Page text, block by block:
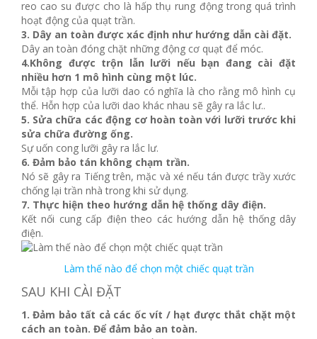
reo cao su được cho là hấp thụ rung động trong quá trình
hoạt động của quạt trần.
3. Dây an toàn được xác định như hướng dẫn cài đặt.
Dây an toàn đóng chặt những động cơ quạt để móc.
4.Không được trộn lẫn lưỡi nếu bạn đang cài đặt
nhiều hơn 1 mô hình cùng một lúc.
Mỗi tập hợp của lưỡi dao có nghĩa là cho rằng mô hình cụ
thể. Hỗn hợp của lưỡi dao khác nhau sẽ gây ra lắc lư..
5. Sửa chữa các động cơ hoàn toàn với lưỡi trước khi
sửa chữa đường ống.
Sự uốn cong lưỡi gây ra lắc lư.
6. Đảm bảo tán không chạm trần.
Nó sẽ gây ra Tiếng trên, mặc và xé nếu tán được trầy xước
chống lại trần nhà trong khi sử dụng.
7. Thực hiện theo hướng dẫn hệ thống dây điện.
Kết nối cung cấp điện theo các hướng dẫn hệ thống dây
điện.
Làm thế nào để chọn một chiếc quạt trần
SAU KHI CÀI ĐẶT
1. Đảm bảo tất cả các ốc vít / hạt được thắt chặt một
cách an toàn. Để đảm bảo an toàn.